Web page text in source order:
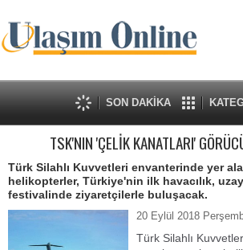
SON DAKİKA
TSK'NIN 'ÇELİK KANATLARI'
Türk Silahlı Kuvvetleri envanterinde yer
helikopterler, Türkiye'nin ilk havacılık,
festivalinde ziyaretçilerle buluşacak.
20 Eylül 2018
Türk Silahlı